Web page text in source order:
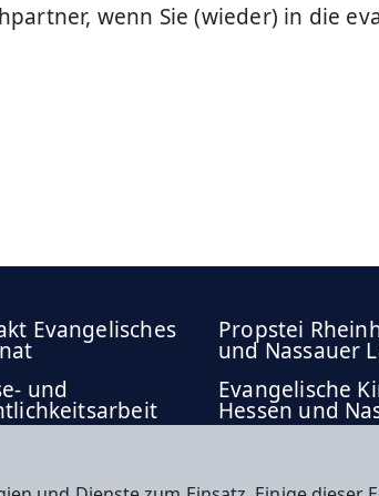
wenn Sie (wieder) in die
Evangelisches
und
Propstei
und Nassauer
Evangelische
Hessen und